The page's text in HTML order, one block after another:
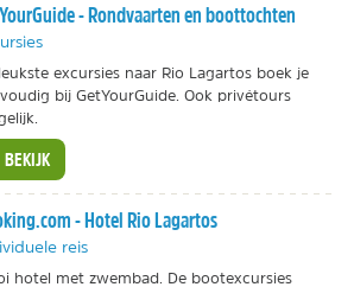
- Rondvaarten en boottochten
excursies naar Rio Lagartos boek je
bij GetYourGuide. Ook privétours
BEKIJK
- Hotel Rio Lagartos
reis
hotel met zwembad. De bootexcursies